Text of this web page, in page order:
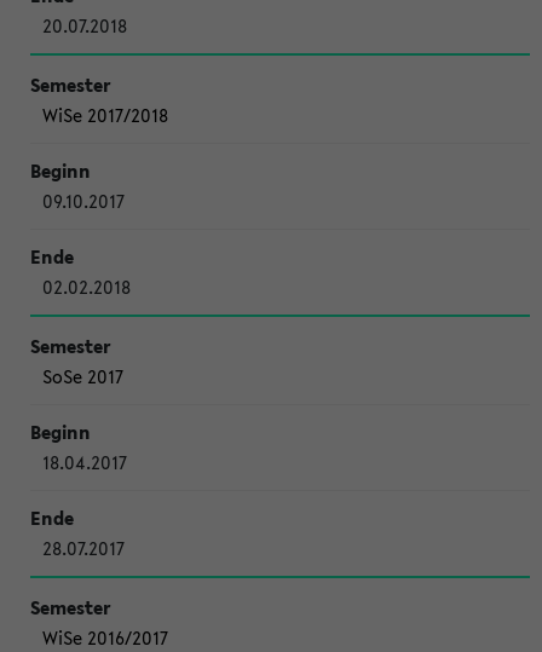
20.07.2018
WiSe 2017/2018
09.10.2017
02.02.2018
SoSe 2017
18.04.2017
28.07.2017
WiSe 2016/2017